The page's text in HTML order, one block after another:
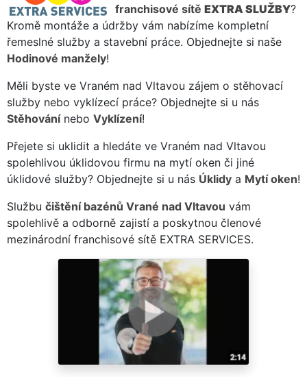
franchisové sítě EXTRA SLUŽBY?
Kromě montáže a údržby vám nabízíme kompletní
řemeslné služby a stavební práce. Objednejte si naše
Hodinové manžely!
Měli byste ve Vraném nad Vltavou zájem o stěhovací
služby nebo vyklízecí práce? Objednejte si u nás
Stěhovánínebo Vyklízení!
Přejete si uklidit a hledáte ve Vraném nad Vltavou
spolehlivou úklidovou firmu na mytí oken či jiné
úklidové služby? Objednejte si u nás Úklidy a Mytí oken!
Službu čištění bazénů Vrané nad Vltavou vám
spolehlivě a odborně zajistí a poskytnou členové
mezinárodní franchisové sítě EXTRA SERVICES.